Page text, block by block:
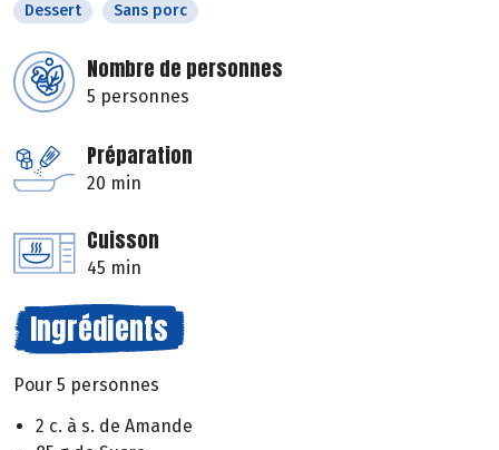
Dessert Sans porc
Nombre de personnes
5 personnes
Préparation
20 min
Cuisson
45 min
Ingrédients
Pour 5 personnes
2 c. à s. de Amande